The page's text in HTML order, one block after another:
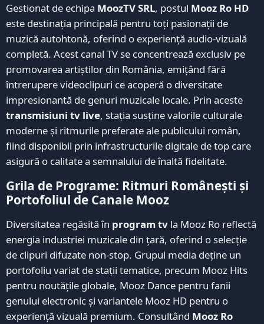
Gestionat de echipa MoozTV SRL, postul Mooz Ro HD
este destinația principală pentru toți pasionații de
muzică autohtonă, oferind o experiență audio-vizuală
completă. Acest canal TV se concentrează exclusiv pe
promovarea artiștilor din România, emițând fără
întrerupere videoclipuri ce acoperă o diversitate
impresionantă de genuri muzicale locale. Prin aceste
transmisiuni tv live, stația susține valorile culturale
moderne și ritmurile preferate ale publicului român,
fiind disponibil prin infrastructurile digitale de top care
asigură o calitate a semnalului de înaltă fidelitate.
Grila de Programe: Ritmuri Românești și
Portofoliul de Canale Mooz
Diversitatea regăsită în program tv la Mooz Ro reflectă
energia industriei muzicale din țară, oferind o selecție
de clipuri difuzate non-stop. Grupul media deține un
portofoliu variat de stații tematice, precum Mooz Hits
pentru noutățile globale, Mooz Dance pentru fanii
genului electronic și variantele Mooz HD pentru o
experiență vizuală premium. Consultând Mooz Ro